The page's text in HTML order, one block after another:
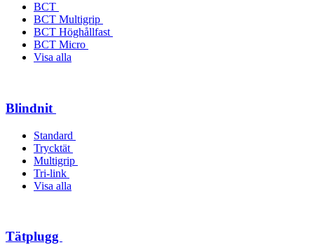
BCT
BCT Multigrip
BCT Höghållfast
BCT Micro
Visa alla
Blindnit
Standard
Trycktät
Multigrip
Tri-link
Visa alla
Tätplugg